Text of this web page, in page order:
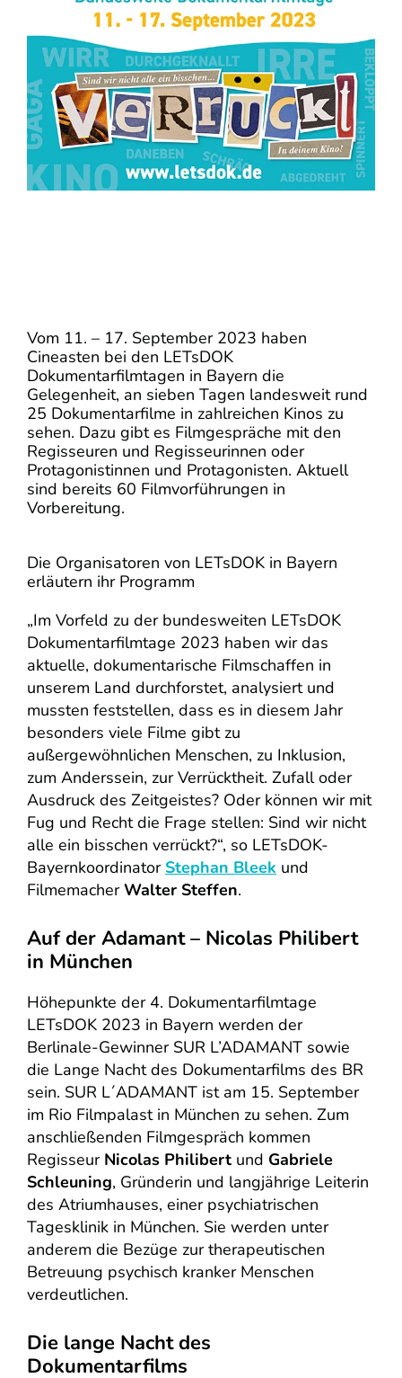
Vom 11. – 17. September 2023 haben
Cineasten bei den LETsDOK
Dokumentarfilmtagen in Bayern die
Gelegenheit, an sieben Tagen landesweit rund
25 Dokumentarfilme in zahlreichen Kinos zu
sehen. Dazu gibt es Filmgespräche mit den
Regisseuren und Regisseurinnen oder
Protagonistinnen und Protagonisten. Aktuell
sind bereits 60 Filmvorführungen in
Vorbereitung.
Die Organisatoren von LETsDOK in Bayern
erläutern ihr Programm
„Im Vorfeld zu der bundesweiten LETsDOK
Dokumentarfilmtage 2023 haben wir das
aktuelle, dokumentarische Filmschaffen in
unserem Land durchforstet, analysiert und
mussten feststellen, dass es in diesem Jahr
besonders viele Filme gibt zu
außergewöhnlichen Menschen, zu Inklusion,
zum Anderssein, zur Verrücktheit. Zufall oder
Ausdruck des Zeitgeistes? Oder können wir mit
Fug und Recht die Frage stellen: Sind wir nicht
alle ein bisschen verrückt?“, so LETsDOK-
Bayernkoordinator Stephan Bleek und
FilmemacherWalter Steffen.
Auf der Adamant – Nicolas Philibert
in München
Höhepunkte der 4. Dokumentarfilmtage
LETsDOK 2023 in Bayern werden der
Berlinale-Gewinner SUR L’ADAMANT sowie
die Lange Nacht des Dokumentarfilms des BR
sein. SUR L´ADAMANT ist am 15. September
im Rio Filmpalast in München zu sehen. Zum
anschließenden Filmgespräch kommen
Regisseur Nicolas Philibert und Gabriele
Schleuning, Gründerin und langjährige Leiterin
des Atriumhauses, einer psychiatrischen
Tagesklinik in München. Sie werden unter
anderem die Bezüge zur therapeutischen
Betreuung psychisch kranker Menschen
verdeutlichen.
Die lange Nacht des
Dokumentarfilms